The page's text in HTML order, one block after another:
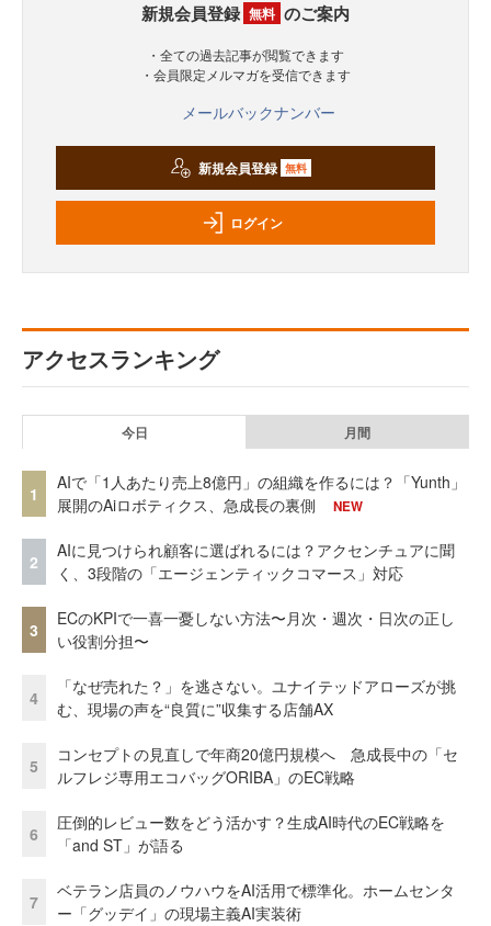
新規会員登録 無料 のご案内
・全ての過去記事が閲覧できます
・会員限定メルマガを受信できます
メールバックナンバー
新規会員登録 無料
ログイン
アクセスランキング
今日 月間
1
AIで「1人あたり売上8億円」の組織を作るには？「Yunth」
展開のAiロボティクス、急成長の裏側
NEW
2
AIに見つけられ顧客に選ばれるには？アクセンチュアに聞
く、3段階の「エージェンティックコマース」対応
3
ECのKPIで一喜一憂しない方法〜月次・週次・日次の正し
い役割分担〜
4
「なぜ売れた？」を逃さない。ユナイテッドアローズが挑
む、現場の声を“良質に”収集する店舗AX
5
コンセプトの見直しで年商20億円規模へ 急成長中の「セ
ルフレジ専用エコバッグORIBA」のEC戦略
6
圧倒的レビュー数をどう活かす？生成AI時代のEC戦略を
「and ST」が語る
7
ベテラン店員のノウハウをAI活用で標準化。ホームセンタ
ー「グッデイ」の現場主義AI実装術